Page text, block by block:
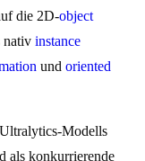
die 2D-object
nativ instance
und oriented
Modells
als konkurrierende